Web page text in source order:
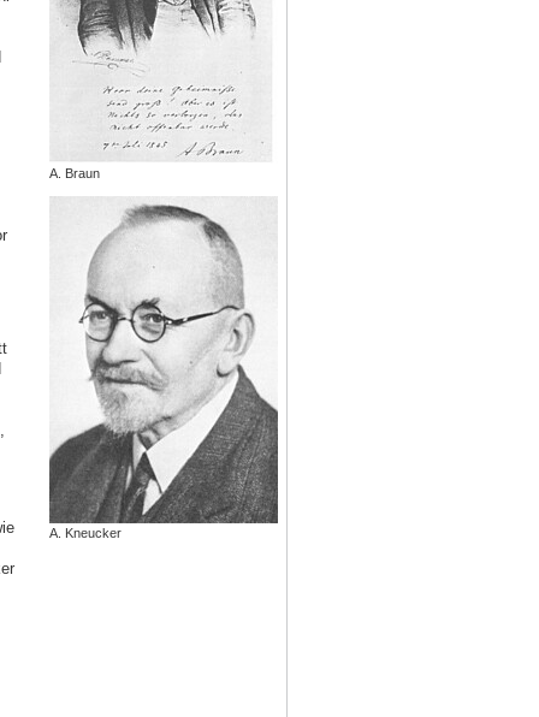
A. Braun
A. Kneucker